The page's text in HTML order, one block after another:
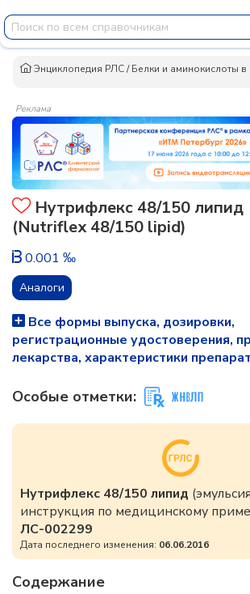
Энциклопедия РЛС/Белки и аминокислоты
Реклама
Нутрифлекс 48/150 липид
(Nutriflex 48/150 lipid)
0.001 ‰
Аналоги
Все формы выпуска, дозировки,
регистрационные удостоверения,
лекарства, характеристики
Особые отметки:
Нутрифлекс 48/150 липид
инструкция по медицинскому
ЛС-002299
Дата последнего изменения: 06.06.2016
Содержание